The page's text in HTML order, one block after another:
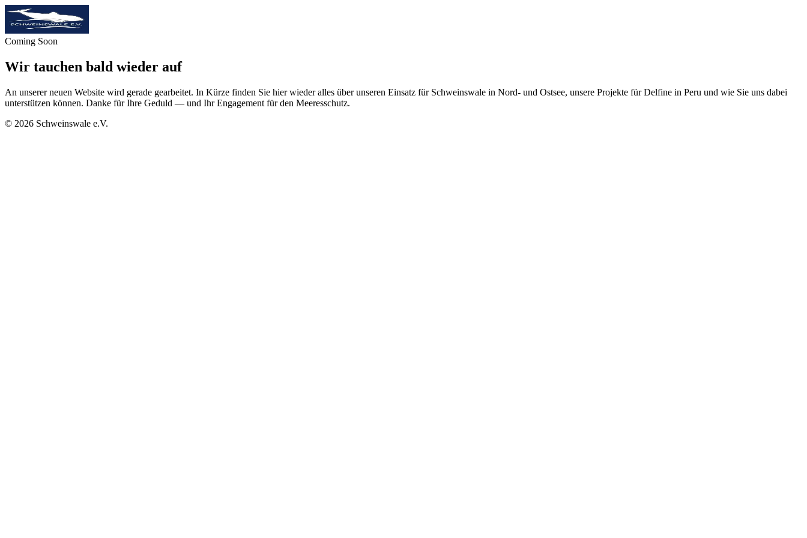
Coming Soon
Wir tauchen bald wieder auf
An unserer neuen Website wird gerade gearbeitet. In Kürze finden Sie hier wieder alles über unseren Einsatz für Schweinswale in Nord- und Ostsee, unsere Projekte für Delfine in Peru und wie Sie uns dabei
unterstützen können. Danke für Ihre Geduld — und Ihr Engagement für den Meeresschutz.
© 2026 Schweinswale e.V.